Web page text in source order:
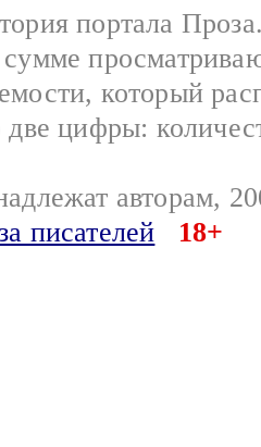
портала
который
две цифры:
авторам,
писателей
18+